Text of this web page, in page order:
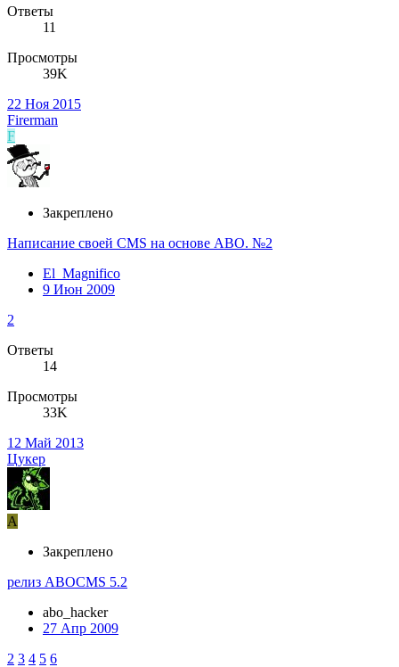
Ответы
11
Просмотры
39K
22 Ноя 2015
Firerman
F
Закреплено
Написание своей CMS на основе ABO. №2
El_Magnifico
9 Июн 2009
2
Ответы
14
Просмотры
33K
12 Май 2013
Цукер
A
Закреплено
релиз ABOCMS 5.2
abo_hacker
27 Апр 2009
2 3 4 5 6